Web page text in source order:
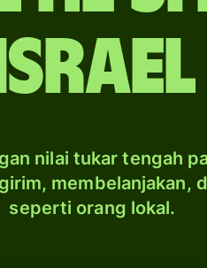
Israel
nilai tukar tengah
membelanjakan,
seperti orang lokal.